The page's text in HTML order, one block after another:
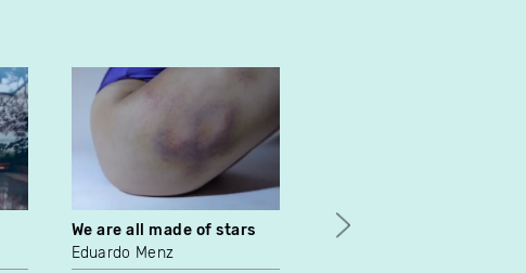
We are all made of stars
Eduardo Menz
Qui / Who (to be your